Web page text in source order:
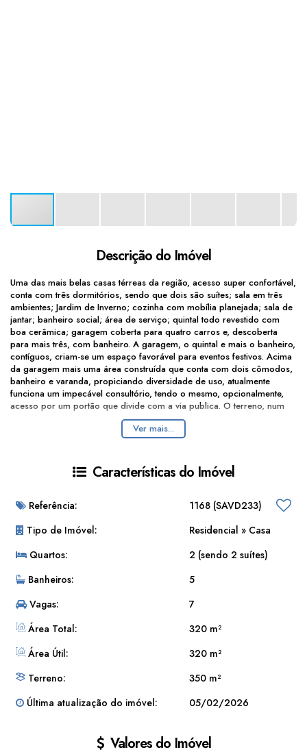
Descrição do Imóvel
Uma das mais belas casas térreas da região, acesso super confortável,
conta com três dormitórios, sendo que dois são suítes; sala em três
ambientes; Jardim de Inverno; cozinha com mobília planejada; sala de
jantar; banheiro social; área de serviço; quintal todo revestido com
boa cerâmica; garagem coberta para quatro carros e, descoberta
para mais três, com banheiro. A garagem, o quintal e mais o banheiro,
contíguos, criam-se um espaço favorável para eventos festivos. Acima
da garagem mais uma área construída que conta com dois cômodos,
banheiro e varanda, propiciando diversidade de uso, atualmente
funciona um impecável consultório, tendo o mesmo, opcionalmente,
acesso por um portão que divide com a via publica. O terreno, num
dos lugares mais altos da Cidade, mede 350,00m2, é de esquina,
totalmente plano, com vista super aprazível.
Ver mais...
Características do Imóvel
Referência: 1168 (SAVD233)
Tipo de Imóvel:
Residencial » Casa
Quartos:
2 (sendo 2 suítes)
Banheiros:
5
Vagas:
7
Área Total:
320 m²
Área Útil:
320 m²
Terreno:
350 m²
Última atualização do imóvel:
05/02/2026
Valores do Imóvel